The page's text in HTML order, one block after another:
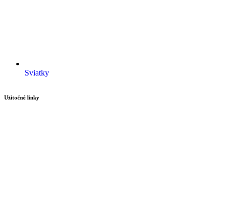
Sviatky
Užitočné linky